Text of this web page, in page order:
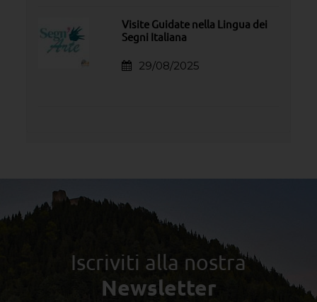
Visite Guidate nella Lingua dei
Segni Italiana
29/08/2025
Iscriviti alla nostra
Newsletter